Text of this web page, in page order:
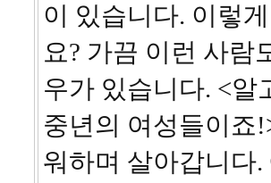
이 있습니다. 이렇
요? 가끔 이런 사람
우가 있습니다. <알
중년의 여성들이죠
워하며 살아갑니다